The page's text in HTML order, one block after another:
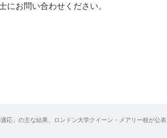
にお問い合わせください。
応」の主な結果、ロンドン大学クイーン・メアリー校が公表